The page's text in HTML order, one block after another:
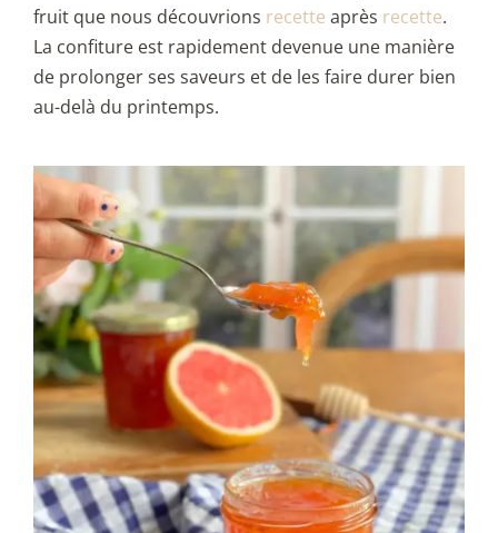
fruit que nous découvrions recette après recette.
La confiture est rapidement devenue une manière
de prolonger ses saveurs et de les faire durer bien
au-delà du printemps.